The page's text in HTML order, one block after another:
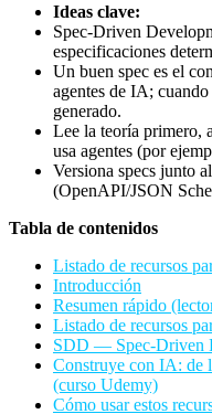
Ideas clave:
Spec-Driven
especificaciones
Un buen spec es el
agentes de IA;
generado.
Lee la teoría primero,
usa agentes (por
Versiona specs junto
(OpenAPI/JSON
Tabla de contenidos
Listado de recursos
Introducción
Resumen rápido
Listado de recursos
SDD — Spec-Driven
Construye con IA: de
(curso Udemy)
Cómo usar estos